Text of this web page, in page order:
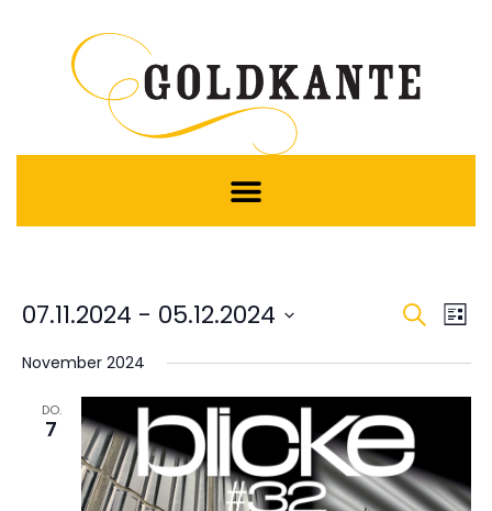
und
SucheListe
07.11.2024 - 05.12.2024
wählen.
November 2024
DO.
7